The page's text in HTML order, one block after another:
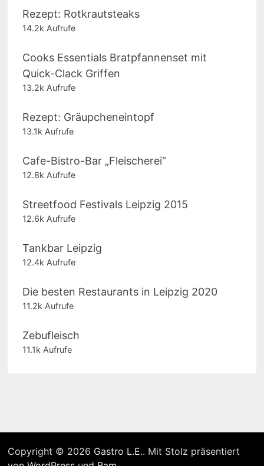
Rezept: Rotkrautsteaks
14.2k Aufrufe
Cooks Essentials Bratpfannenset mit
Quick-Clack Griffen
13.2k Aufrufe
Rezept: Gräupcheneintopf
13.1k Aufrufe
Cafe-Bistro-Bar „Fleischerei“
12.8k Aufrufe
Streetfood Festivals Leipzig 2015
12.6k Aufrufe
Tankbar Leipzig
12.4k Aufrufe
Die besten Restaurants in Leipzig 2020
11.2k Aufrufe
Zebufleisch
11.1k Aufrufe
Copyright © 2026 Gastro L.E.. Mit Stolz präsentiert